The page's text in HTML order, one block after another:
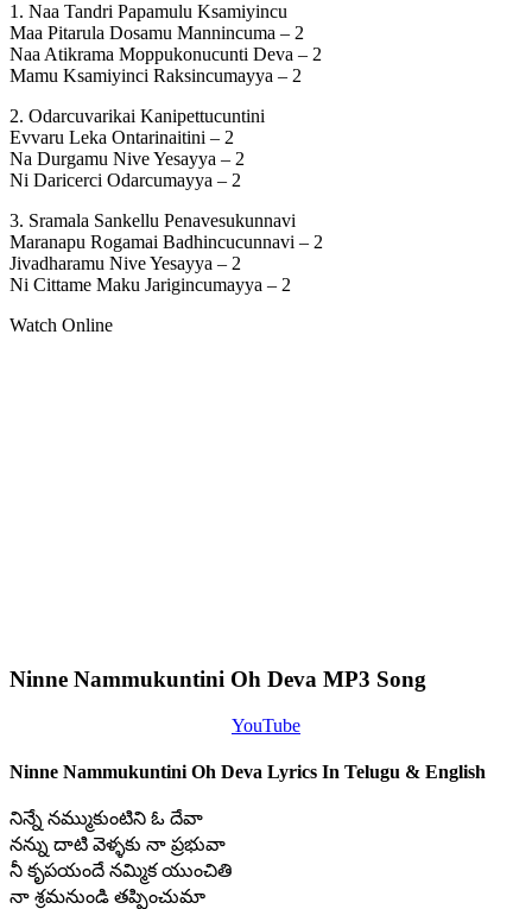
1. Naa Tandri Papamulu Ksamiyincu
Maa Pitarula Dosamu Mannincuma – 2
Naa Atikrama Moppukonucunti Deva – 2
Mamu Ksamiyinci Raksincumayya – 2
2. Odarcuvarikai Kanipettucuntini
Evvaru Leka Ontarinaitini – 2
Na Durgamu Nive Yesayya – 2
Ni Daricerci Odarcumayya – 2
3. Sramala Sankellu Penavesukunnavi
Maranapu Rogamai Badhincucunnavi – 2
Jivadharamu Nive Yesayya – 2
Ni Cittame Maku Jarigincumayya – 2
Watch Online
Ninne Nammukuntini Oh Deva MP3 Song
YouTube
Ninne Nammukuntini Oh Deva Lyrics In Telugu & English
నిన్నే నమ్ముకుంటిని ఓ దేవా
నన్ను దాటి వెళ్ళకు నా ప్రభువా
నీ కృపయందే నమ్మిక యుంచితి
నా శ్రమనుండి తప్పించుమా